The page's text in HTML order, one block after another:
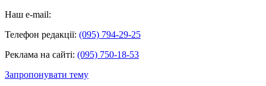
Наш e-mail:
Телефон редакції: (095) 794-29-25
Реклама на сайті: (095) 750-18-53
Запропонувати тему